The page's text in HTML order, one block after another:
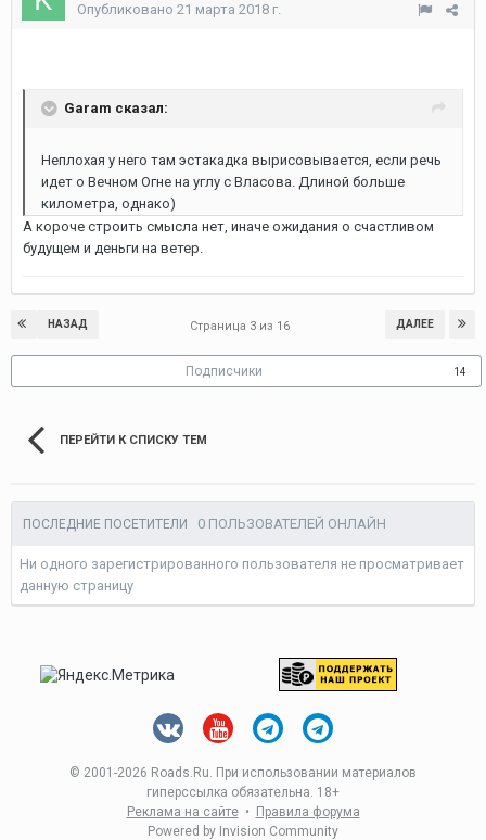
Опубликовано 21 марта 2018 г.
Garam сказал:
Неплохая у него там эстакадка вырисовывается, если речь
идет о Вечном Огне на углу с Власова. Длиной больше
километра, однако)
А короче строить смысла нет, иначе ожидания о счастливом
будущем и деньги на ветер.
НАЗАД ДАЛЕЕ
Страница 3 из 16
Подписчики 14
ПЕРЕЙТИ К СПИСКУ ТЕМ
ПОСЛЕДНИЕ ПОСЕТИТЕЛИ 0 ПОЛЬЗОВАТЕЛЕЙ ОНЛАЙН
Ни одного зарегистрированного пользователя не просматривает
данную страницу
© 2001-2026 Roads.Ru. При использовании материалов
гиперссылка обязательна. 18+
Реклама на сайте•
Правила форума
Powered by Invision Community